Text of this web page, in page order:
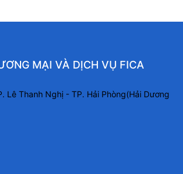
MẠI VÀ DỊCH VỤ FICA
Lê Thanh Nghị - TP. Hải Phòng(Hải Dương